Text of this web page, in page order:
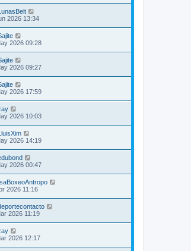
2026 13:34
2026 09:28
2026 09:27
2026 17:59
2026 10:03
2026 14:19
2026 00:47
2026 11:16
2026 11:19
2026 12:17